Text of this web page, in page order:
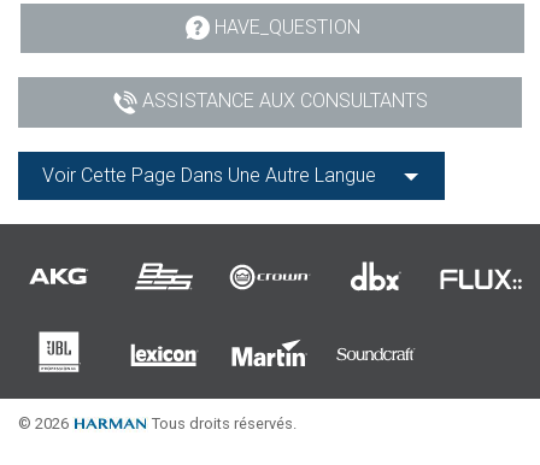
HAVE_QUESTION
ASSISTANCE AUX CONSULTANTS
Voir Cette Page Dans Une Autre Langue
© 2026 Tous droits réservés.